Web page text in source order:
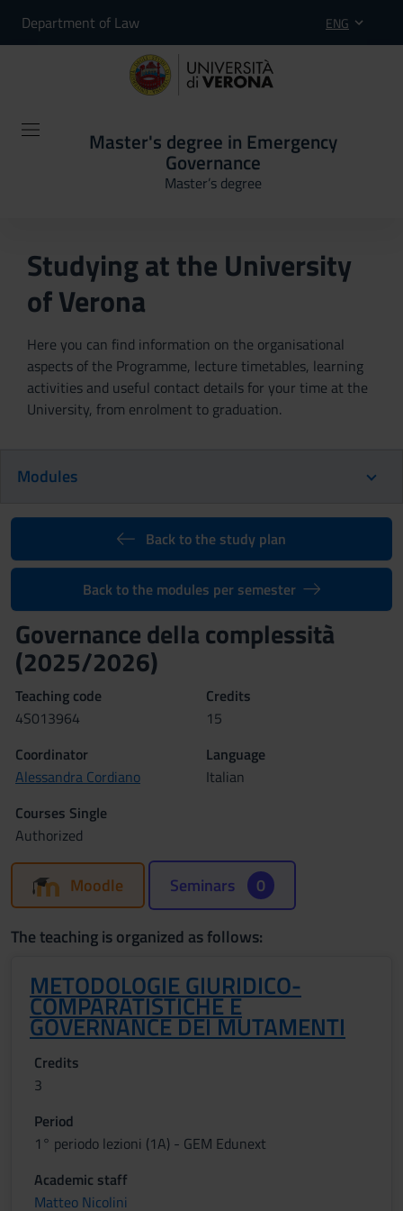
Department of Law ENG
Master's degree in Emergency
Governance
Master’s degree
Studying at the University
of Verona
Here you can find information on the organisational
aspects of the Programme, lecture timetables, learning
activities and useful contact details for your time at the
University, from enrolment to graduation.
Modules
Back to the study plan
Back to the modules per semester
Governance della complessità
(2025/2026)
Teaching code
4S013964
Credits
15
Coordinator
Alessandra Cordiano
Language
Italian
Courses Single
Authorized
Moodle Seminars 0
The teaching is organized as follows:
METODOLOGIE GIURIDICO-
COMPARATISTICHE E
GOVERNANCE DEI MUTAMENTI
Credits
3
Period
1° periodo lezioni (1A) - GEM Edunext
Academic staff
Matteo Nicolini